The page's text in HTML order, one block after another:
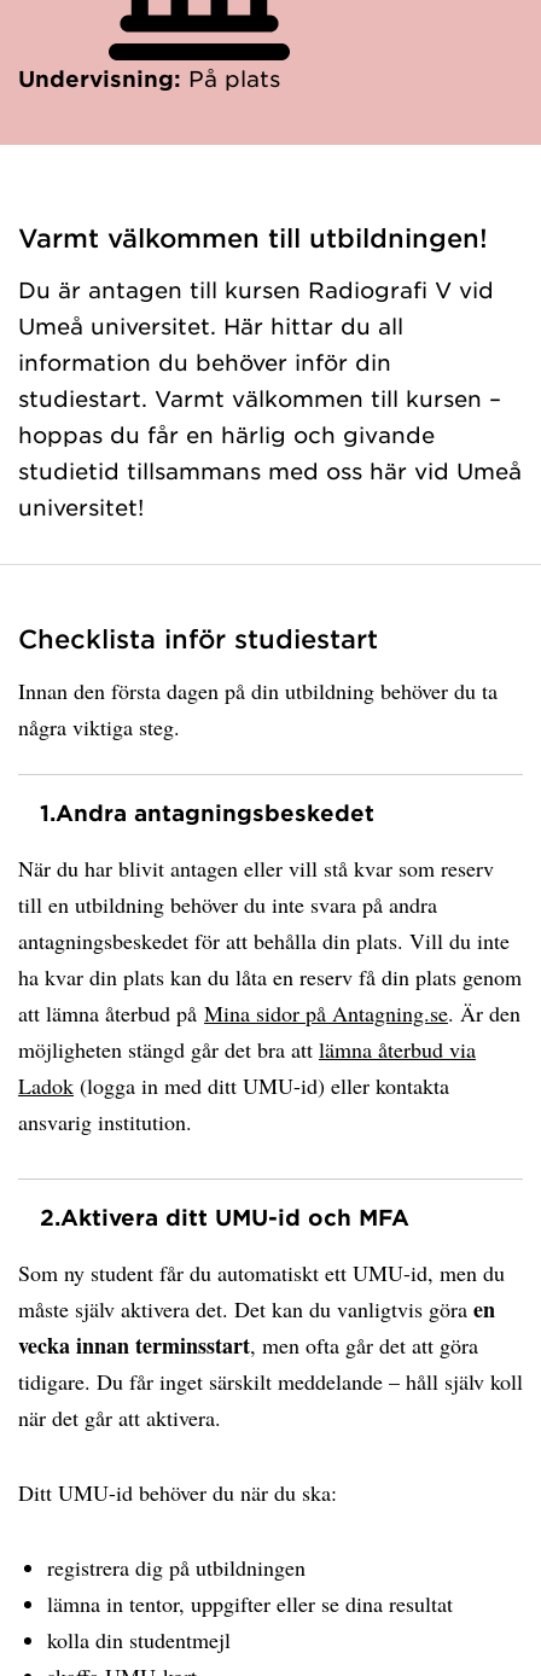
Undervisning: På plats
Varmt välkommen till utbildningen!
Du är antagen till kursen Radiografi V vid
Umeå universitet. Här hittar du all
information du behöver inför din
studiestart. Varmt välkommen till kursen –
hoppas du får en härlig och givande
studietid tillsammans med oss här vid Umeå
universitet!
Checklista inför studiestart
Innan den första dagen på din utbildning behöver du ta
några viktiga steg.
1.Andra antagningsbeskedet
När du har blivit antagen eller vill stå kvar som reserv
till en utbildning behöver du inte svara på andra
antagningsbeskedet för att behålla din plats. Vill du inte
ha kvar din plats kan du låta en reserv få din plats genom
att lämna återbud på Mina sidor på Antagning.se. Är den
möjligheten stängd går det bra att lämna återbud via
Ladok (logga in med ditt UMU-id) eller kontakta
ansvarig institution.
2.Aktivera ditt UMU-id och MFA
Som ny student får du automatiskt ett UMU-id, men du
måste själv aktivera det. Det kan du vanligtvis göra en
vecka innan terminsstart, men ofta går det att göra
tidigare. Du får inget särskilt meddelande – håll själv koll
när det går att aktivera.
Ditt UMU-id behöver du när du ska:
registrera dig på utbildningen
lämna in tentor, uppgifter eller se dina resultat
kolla din studentmejl